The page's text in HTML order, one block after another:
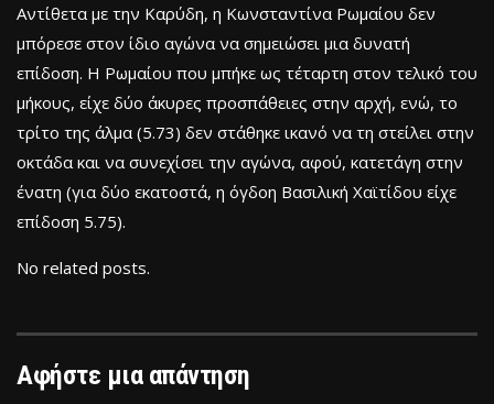
Αντίθετα με την Καρύδη, η Κωνσταντίνα Ρωμαίου δεν
μπόρεσε στον ίδιο αγώνα να σημειώσει μια δυνατή
επίδοση. Η Ρωμαίου που μπήκε ως τέταρτη στον τελικό του
μήκους, είχε δύο άκυρες προσπάθειες στην αρχή, ενώ, το
τρίτο της άλμα (5.73) δεν στάθηκε ικανό να τη στείλει στην
οκτάδα και να συνεχίσει την αγώνα, αφού, κατετάγη στην
ένατη (για δύο εκατοστά, η όγδοη Βασιλική Χαϊτίδου είχε
επίδοση 5.75).
No related posts.
Αφήστε μια απάντηση